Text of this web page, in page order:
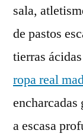
sala,
de pastos
tierras
ropa real
a escasa